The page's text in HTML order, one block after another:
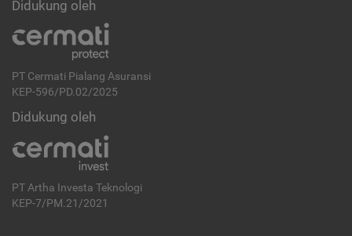
Didukung oleh
PT Cermati Pialang Asuransi
KEP-596/PD.02/2025
Didukung oleh
PT Artha Investa Teknologi
KEP-7/PM.21/2021